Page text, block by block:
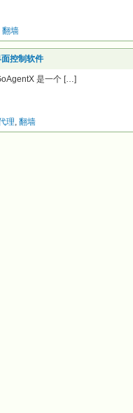
翻墙
控制软件
是一个 […]
理, 翻墙